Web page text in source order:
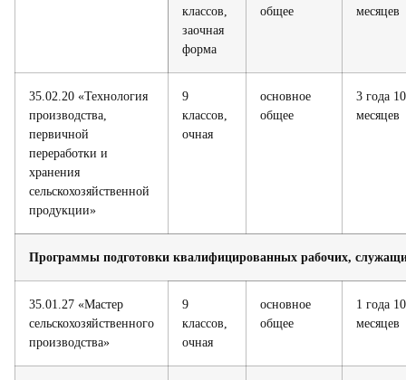
классов,
заочная
форма
общее
месяцев
35.02.20 «Технология
производства,
первичной
переработки и
хранения
сельскохозяйственной
продукции»
9
классов,
очная
основное
общее
3 года 10
месяцев
Программы подготовки квалифицированных рабочих,
35.01.27 «Мастер
сельскохозяйственного
производства»
9
классов,
очная
основное
общее
1 года 10
месяцев